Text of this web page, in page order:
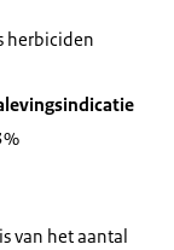
herbiciden
van het aantal